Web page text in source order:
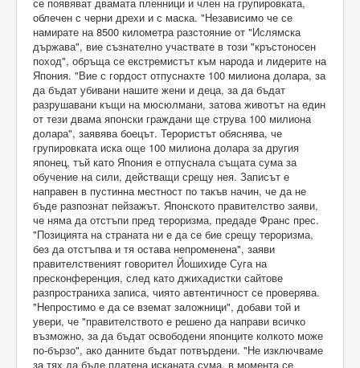
облечен с черни дрехи и с маска. "Независимо че се
намирате на 8500 километра разстояние от "Ислямска
държава", вие съзнателно участвате в този "кръстоносен
поход", обръща се екстремистът към народа и лидерите на
Япония. "Вие с гордост отпуснахте 100 милиона долара, за
да бъдат убивани нашите жени и деца, за да бъдат
разрушавани къщи на мюсюлмани, затова животът на един
от тези двама японски граждани ще струва 100 милиона
долара", заявява боецът. Терористът обяснява, че
групировката иска още 100 милиона долара за другия
японец, тъй като Япония е отпуснала същата сума за
обучение на сили, действащи срещу нея. Записът е
направен в пустинна местност по такъв начин, че да не
бъде разпознат пейзажът. Японското правителство заяви,
че няма да отстъпи пред тероризма, предаде Франс прес.
"Позицията на страната ни е да се бие срещу тероризма,
без да отстъпва и тя остава непроменена", заяви
правителственият говорител Йошихиде Суга на
пресконференция, след като джихадистки сайтове
разпространиха записа, чиято автентичност се проверява.
"Непростимо е да се вземат заложници", добави той и
увери, че "правителството е решено да направи всичко
възможно, за да бъдат освободени японците колкото може
по-бързо", ако данните бъдат потвърдени. "Не изключваме
за тях да бъде платена исканата сума, в момента се